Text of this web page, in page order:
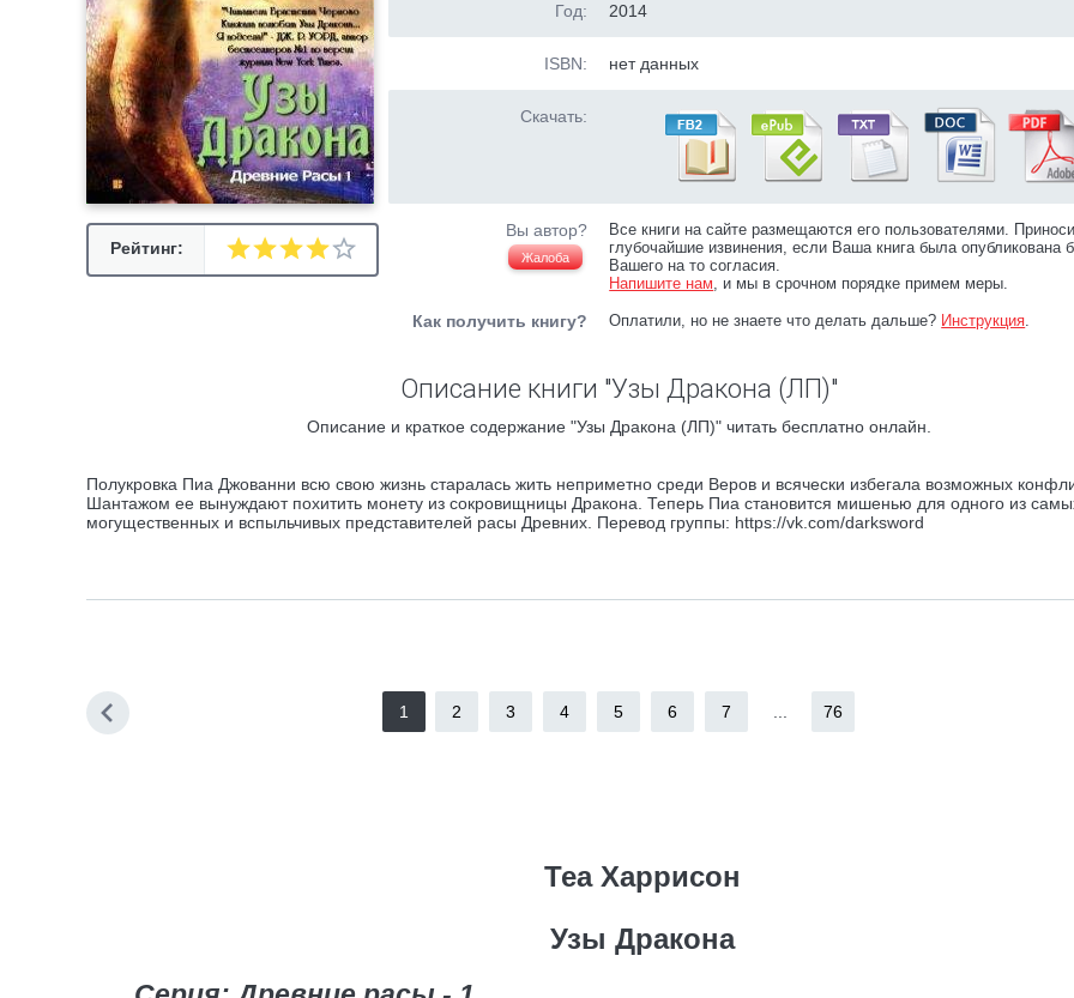
Рейтинг:
Год: 2014
ISBN: нет данных
Скачать:
Вы автор?
Жалоба
Все книги на сайте размещаются его пользователями.
глубочайшие извинения, если Ваша книга была опубликована
Вашего на то согласия.
Напишите нам, и мы в срочном порядке примем меры.
Как получить книгу? Оплатили, но не знаете что делать дальше? Инструкция.
Описание книги "Узы Дракона (ЛП)"
Описание и краткое содержание "Узы Дракона (ЛП)" читать бесплатно онлайн.
Полукровка Пиа Джованни всю свою жизнь старалась жить неприметно среди Веров и всячески избегала возможных
Шантажом ее вынуждают похитить монету из сокровищницы Дракона. Теперь Пиа становится мишенью для одного из
могущественных и вспыльчивых представителей расы Древних. Перевод группы: https://vk.com/darksword
1 2 3 4 5 6 7 76
Теа Харрисон
Узы Дракона